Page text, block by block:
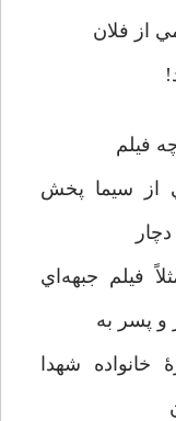
از فلان
فيلم
از سيما پخش
فيلم جبهه‌اي
پسر به
خانواده شهدا